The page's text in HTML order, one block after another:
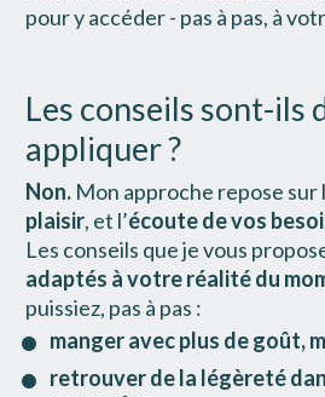
pour y accéder - pas à pas, à
Les conseils sont-ils
appliquer ?
Non. Mon approche repose sur
plaisir, et l’écoute de vos
adaptés à votre réalité du
puissiez, pas à pas :
manger avec plus de goût,
retrouver de la légèreté